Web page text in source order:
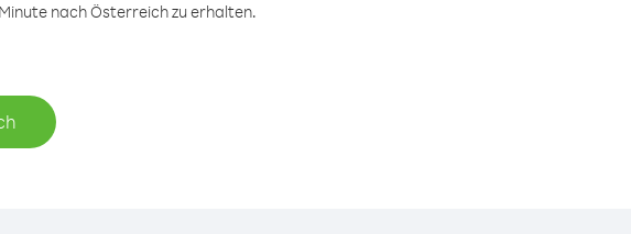
nach Österreich zu erhalten.